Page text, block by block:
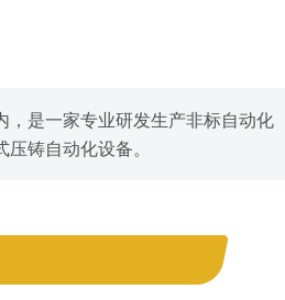
是一家专业研发生产非标自动化
铸自动化设备。